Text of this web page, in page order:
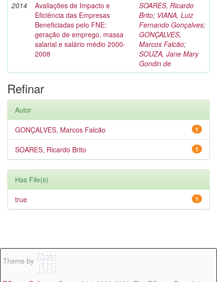
2014
Avaliações de Impacto e
Eficiência das Empresas
Beneficiadas pelo FNE:
geração de emprego, massa
salarial e salário médio 2000-
2008
SOARES, Ricardo
Brito; VIANA, Luiz
Fernando Gonçalves;
GONÇALVES,
Marcos Falcão;
SOUZA, Jane Mary
Gondin de
Refinar
Autor
1
GONÇALVES, Marcos Falcão
1
SOARES, Ricardo Brito
Has File(s)
1
true
Theme by